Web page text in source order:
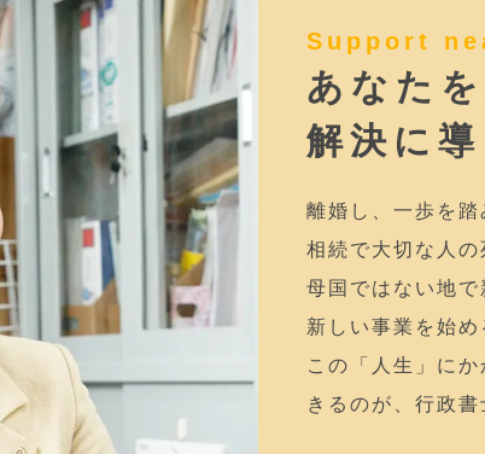
Support
あなた
解決に導
離婚し、一歩を踏
相続で大切な人の
母国ではない地で
新しい事業を始め
この「人生」に
きるのが、行政書